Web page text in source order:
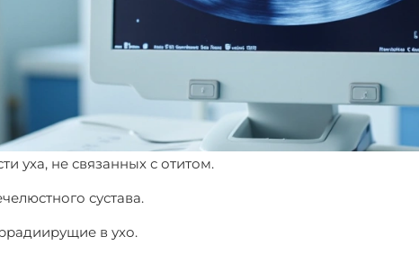
уха, не связанных с отитом.
сустава.
в ухо.